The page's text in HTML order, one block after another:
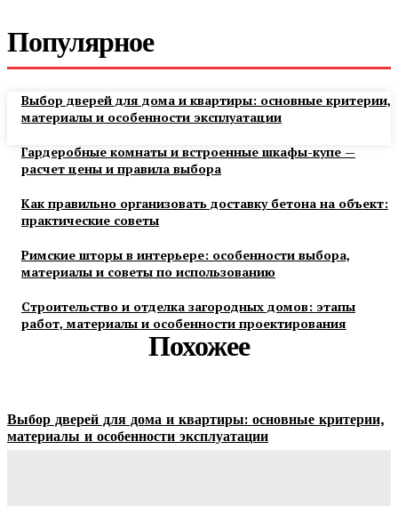
Популярное
Выбор дверей для дома и квартиры: основные критерии,
материалы и особенности эксплуатации
Гардеробные комнаты и встроенные шкафы-купе —
расчет цены и правила выбора
Как правильно организовать доставку бетона на объект:
практические советы
Римские шторы в интерьере: особенности выбора,
материалы и советы по использованию
Строительство и отделка загородных домов: этапы
работ, материалы и особенности проектирования
Похожее
Выбор дверей для дома и квартиры: основные критерии,
материалы и особенности эксплуатации